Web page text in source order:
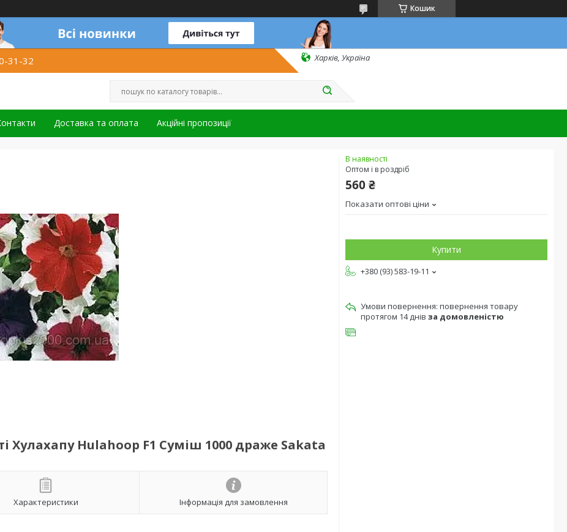
Кошик
31-32 Харків, Україна
Доставка та оплата Акційні пропозиції
Хулахапу Hulahoop F1 Суміш 1000 драже Sakata
Характеристики Інформація для замовлення
В наявності
Оптом і в роздріб
560 ₴
Показати оптові ціни
Купити
+380 (93) 583-19-11
повернення товару
протягом 14 днів за домовленістю